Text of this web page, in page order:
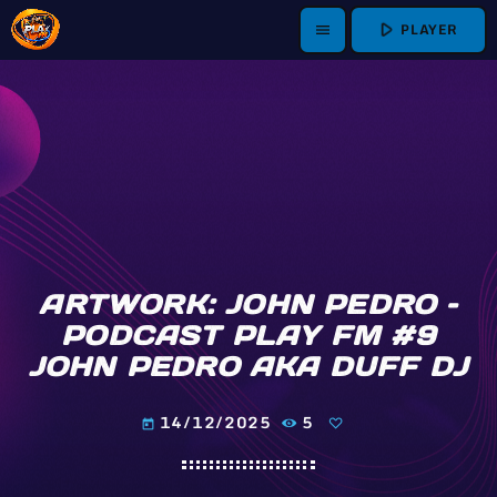
menu play_arrow PLAYER
ARTWORK: JOHN PEDRO –
PODCAST PLAY FM #9
JOHN PEDRO AKA DUFF DJ
today 14/12/2025 5